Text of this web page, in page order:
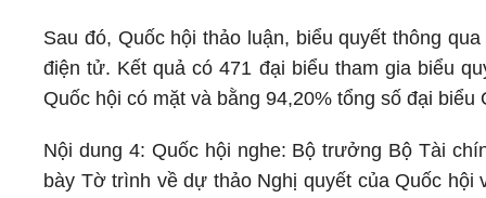
Sau đó, Quốc hội thảo luận, biểu quyết thông
điện tử. Kết quả có 471 đại biểu tham gia biểu
Quốc hội có mặt và bằng 94,20% tổng số đại biểu
Nội dung 4: Quốc hội nghe: Bộ trưởng Bộ Tài
bày Tờ trình về dự thảo Nghị quyết của Quốc